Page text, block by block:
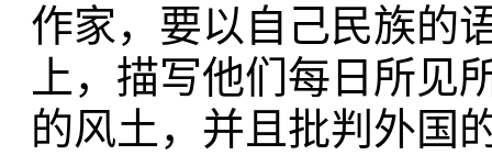
作家，要以自己民族的
上，描写他们每日所见
的风土，并且批判外国